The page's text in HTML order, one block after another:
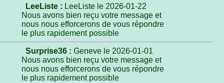
LeeListe : LeeListe le 2026-01-22
Nous avons bien reçu votre message et
nous nous efforcerons de vous répondre
le plus rapidement possible
Surprise36 :Geneve le 2026-01-01
Nous avons bien reçu votre message et
nous nous efforcerons de vous répondre
le plus rapidement possible